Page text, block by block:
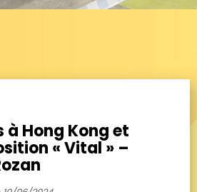
à Hong Kong et
« Vital » –